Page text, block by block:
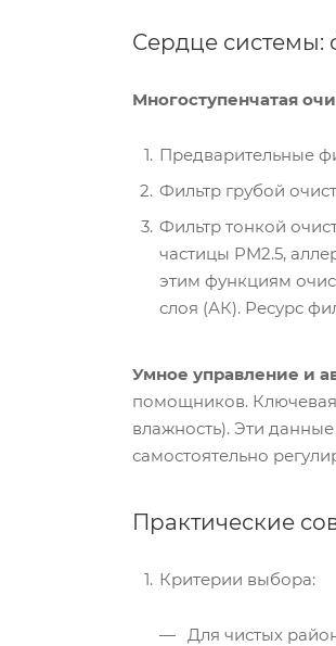
Сердце системы:
Многоступенчатая
Предварительные
Фильтр грубой
Фильтр тонкой
частицы PM2.5,
этим функциям
слоя (АК). Ресурс
Умное управление и
помощников. Ключевая
влажность). Эти
самостоятельно
Практические
Критерии выбора:
Для чистых